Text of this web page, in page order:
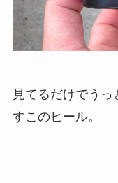
見てるだけでう
すこのヒール。